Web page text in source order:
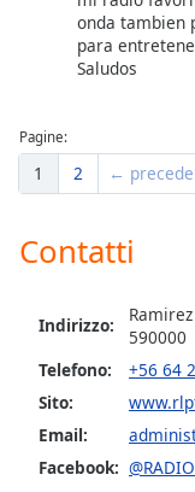
Area
Background
Color
Edge
onda tambien
para
Saludos
Pagine:
1 2 ←
Contatti
Indirizzo:
590000
Telefono:
+56 64
Sito:
Email:
Facebook: